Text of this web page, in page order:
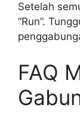
Setelah
“Run”.
FAQ